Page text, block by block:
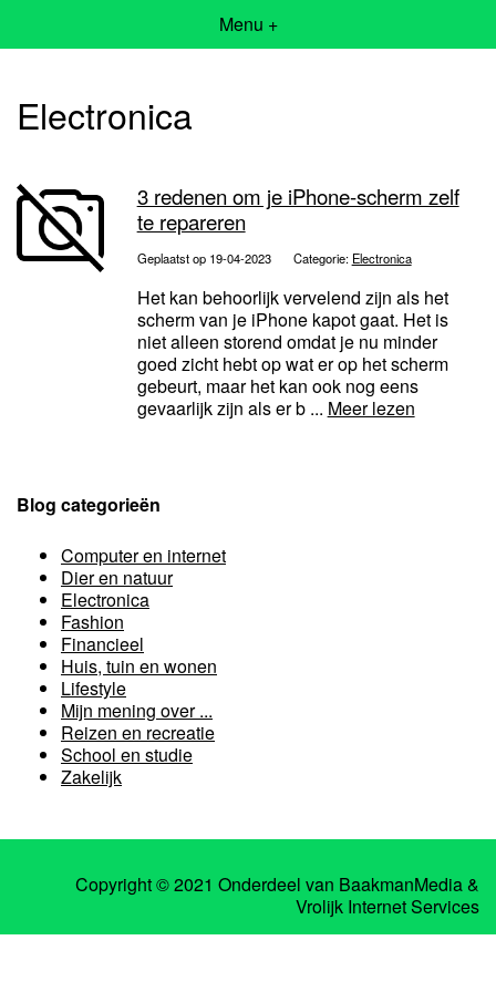
Menu +
Electronica
3 redenen om je iPhone-scherm zelf
te repareren
Geplaatst op 19-04-2023 Categorie: Electronica
Het kan behoorlijk vervelend zijn als het
scherm van je iPhone kapot gaat. Het is
niet alleen storend omdat je nu minder
goed zicht hebt op wat er op het scherm
gebeurt, maar het kan ook nog eens
gevaarlijk zijn als er b ... Meer lezen
Blog categorieën
Computer en internet
Dier en natuur
Electronica
Fashion
Financieel
Huis, tuin en wonen
Lifestyle
Mijn mening over ...
Reizen en recreatie
School en studie
Zakelijk
Copyright © 2021 Onderdeel van BaakmanMedia&
Vrolijk Internet Services